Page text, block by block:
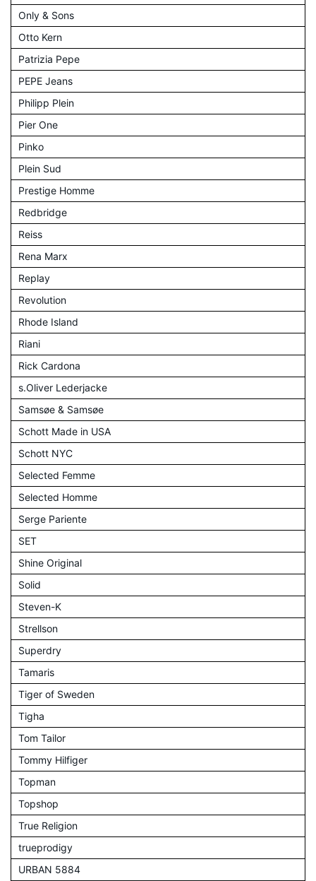
Only & Sons
Otto Kern
Patrizia Pepe
PEPE Jeans
Philipp Plein
Pier One
Pinko
Plein Sud
Prestige Homme
Redbridge
Reiss
Rena Marx
Replay
Revolution
Rhode Island
Riani
Rick Cardona
s.Oliver Lederjacke
Samsøe & Samsøe
Schott Made in USA
Schott NYC
Selected Femme
Selected Homme
Serge Pariente
SET
Shine Original
Solid
Steven-K
Strellson
Superdry
Tamaris
Tiger of Sweden
Tigha
Tom Tailor
Tommy Hilfiger
Topman
Topshop
True Religion
trueprodigy
URBAN 5884